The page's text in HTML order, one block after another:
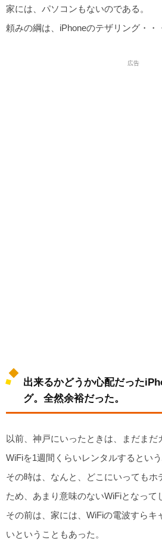
家には、パソコンもないのである。
頼みの綱は、iPhoneのテザリング・・
広告
出来るかどうか心配だった
グ。全然余裕だった。
以前、神戸にいったときは、まだまだ
WiFiを1週間くらいレンタルするという
その時は、なんと、どこにいってもホ
ため、あまり意味のないWiFiとなって
その前は、家には、WiFiの電波すらキ
いということもあった。